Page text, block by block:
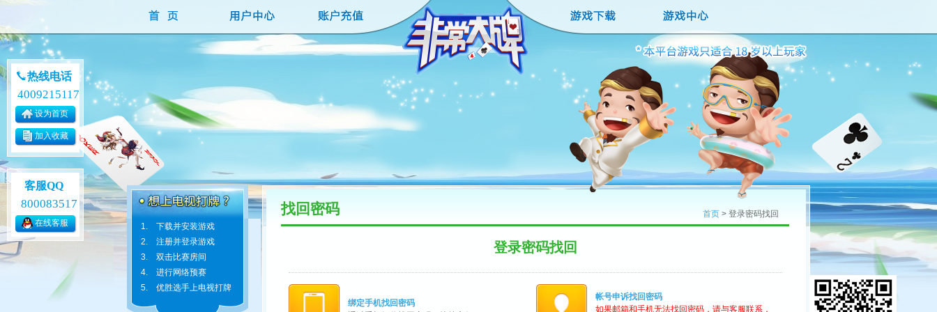
1. 下载并安装游戏
2. 注册并登录游戏
3. 双击比赛房间
4. 进行网络预赛
5. 优胜选手上电视打牌
找回密码 首页 > 登录密码找回
登录密码找回
绑定手机找回密码
帐号申诉找回密码
如果邮箱和手机无法找回密码，请与客服联系，
热线电话
4009215117
设为首页
加入收藏
客服QQ
800083517
在线客服